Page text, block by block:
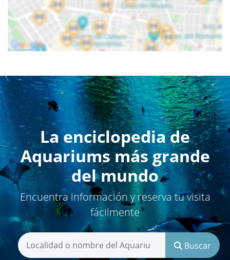
La enciclopedia de
Aquariums más grande
del mundo
Encuentra información y reserva tu visita
fácilmente
Buscar